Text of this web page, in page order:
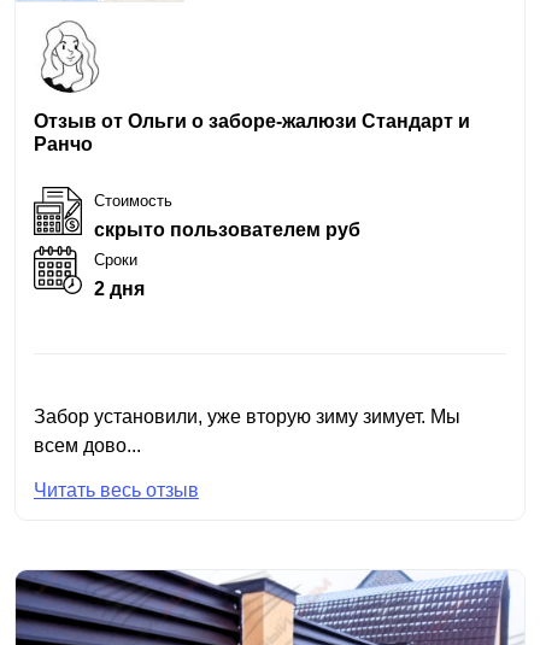
Отзыв от Ольги о заборе-жалюзи Стандарт и
Ранчо
Стоимость
скрыто пользователем руб
Сроки
2 дня
Забор установили, уже вторую зиму зимует. Мы
всем дово...
Читать весь отзыв